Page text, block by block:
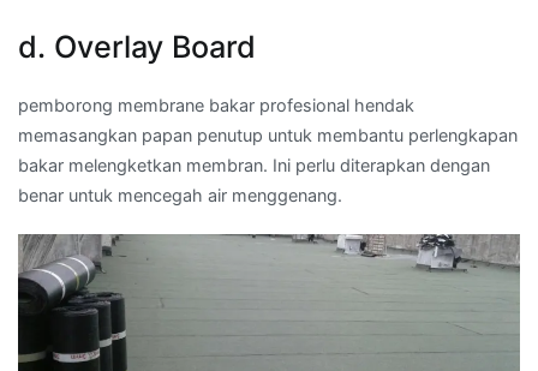
d. Overlay Board
pemborong membrane bakar profesional hendak
memasangkan papan penutup untuk membantu perlengkapan
bakar melengketkan membran. Ini perlu diterapkan dengan
benar untuk mencegah air menggenang.